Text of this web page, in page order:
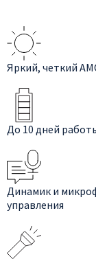
Яркий, четкий
До 10 дней
Динамик и
управления